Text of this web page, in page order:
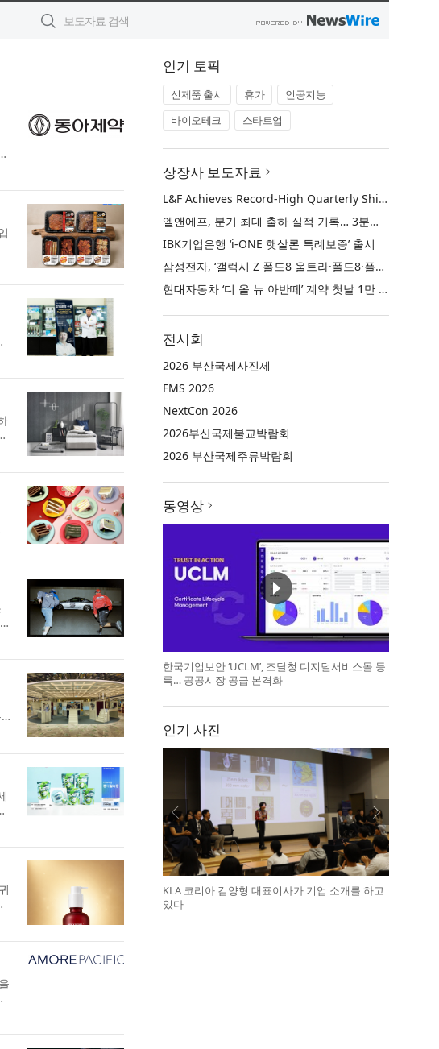
인기 토픽
신제품 출시 휴가
인공지능
바이오테크
스타트업
상장사 보도자료
L&F Achieves Record-High Quarterly Shipments, Begins LFP Supply for North American ESS in Q3 Advancing its Two-Track NCM and LFP Growth Strategy
엘앤에프, 분기 최대 출하 실적 기록… 3분기 북미 ESS향 LFP 공급 착수 NCM+LFP ‘2-Track’ 성장 전략 실현
IBK기업은행 ‘i-ONE 햇살론 특례보증’ 출시
삼성전자, ‘갤럭시 Z 폴드8 울트라·폴드8·플립8’과 ‘갤럭시 워치 울트라2·워치9’ 국내 공식 출시
현대자동차 ‘디 올 뉴 아반떼’ 계약 첫날 1만 대 돌파
전시회
2026 부산국제사진제
FMS 2026
NextCon 2026
2026부산국제불교박람회
2026 부산국제주류박람회
동영상
한국기업보안 ‘UCLM’, 조달청 디지털서비스몰 등
록… 공공시장 공급 본격화
인기 사진
KLA 코리아 김양형 대표이사가 기업 소개를 하고
있다